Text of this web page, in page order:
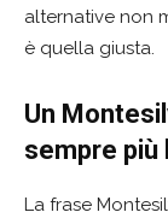
alternative non
è quella giusta.
Un
sempre più
La frase